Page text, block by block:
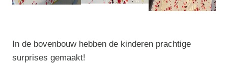
In de bovenbouw hebben de kinderen prachtige
surprises gemaakt!